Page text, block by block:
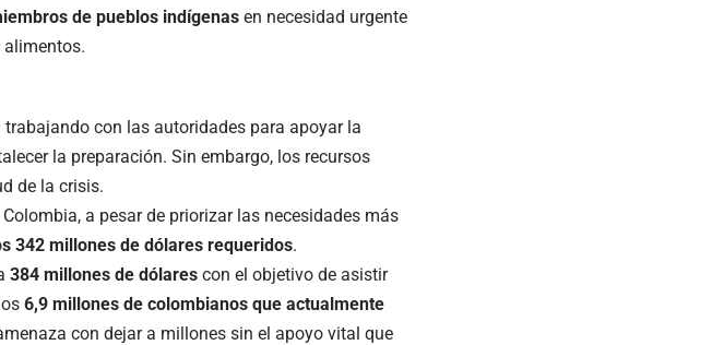
de pueblos indígenas en necesidad urgente
con las autoridades para apoyar la
la preparación. Sin embargo, los recursos
de la crisis.
a pesar de priorizar las necesidades más
342 millones de dólares requeridos.
384 millones de dólares con el objetivo de asistir
6,9 millones de colombianos que actualmente
con dejar a millones sin el apoyo vital que